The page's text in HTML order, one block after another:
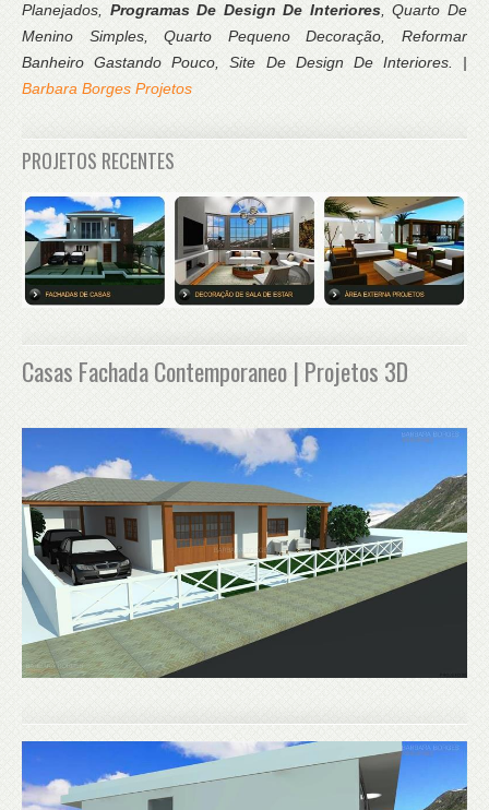
Planejados, Programas De Design De Interiores, Quarto De
Menino Simples, Quarto Pequeno Decoração, Reformar
Banheiro Gastando Pouco, Site De Design De Interiores. |
Barbara Borges Projetos
PROJETOS RECENTES
Casas Fachada Contemporaneo | Projetos 3D